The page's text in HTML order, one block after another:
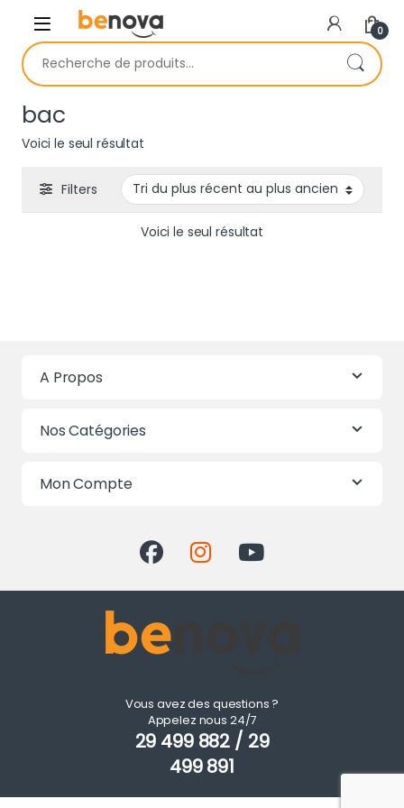
Skip to navigation
Skip to content
0
Recherche pour :
bac
Voici le seul résultat
Filters
Voici le seul résultat
A Propos
Nos Catégories
Mon Compte
Vous avez des questions ?
Appelez nous 24/7
29 499 882 / 29
499 891